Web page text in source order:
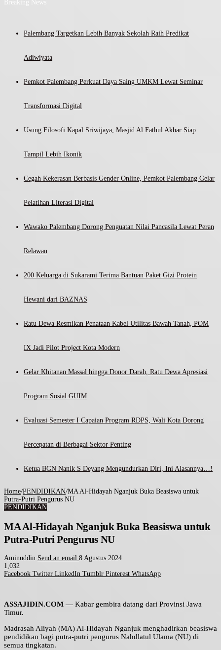
Breaking News
Palembang Targetkan Lebih Banyak Sekolah Raih Predikat
Adiwiyata
Pemkot Palembang Perkuat Daya Saing UMKM Lewat Seminar
Transformasi Digital
Usung Filosofi Kapal Sriwijaya, Masjid Al Fathul Akbar Siap
Tampil Lebih Ikonik
Cegah Kekerasan Berbasis Gender Online, Pemkot Palembang Gelar
Pelatihan Literasi Digital
Wawako Palembang Dorong Penguatan Nilai Pancasila Lewat Peran
Relawan
200 Keluarga di Sukarami Terima Bantuan Paket Gizi Protein
Hewani dari BAZNAS
Ratu Dewa Resmikan Penataan Kabel Utilitas Bawah Tanah, POM
IX Jadi Pilot Project Kota Modern
Gelar Khitanan Massal hingga Donor Darah, Ratu Dewa Apresiasi
Program Sosial GUIM
Evaluasi Semester I Capaian Program RDPS, Wali Kota Dorong
Percepatan di Berbagai Sektor Penting
Ketua BGN Nanik S Deyang Mengundurkan Diri, Ini Alasannya…!
Home/PENDIDIKAN/MA Al-Hidayah Nganjuk Buka Beasiswa untuk
Putra-Putri Pengurus NU
PENDIDIKAN
MA Al-Hidayah Nganjuk Buka Beasiswa untuk
Putra-Putri Pengurus NU
Aminuddin Send an email 8 Agustus 2024
1,032
Facebook Twitter LinkedIn Tumblr Pinterest WhatsApp
ASSAJIDIN.COM — Kabar gembira datang dari Provinsi Jawa
Timur.
Madrasah Aliyah (MA) Al-Hidayah Nganjuk menghadirkan beasiswa
pendidikan bagi putra-putri pengurus Nahdlatul Ulama (NU) di
semua tingkatan.